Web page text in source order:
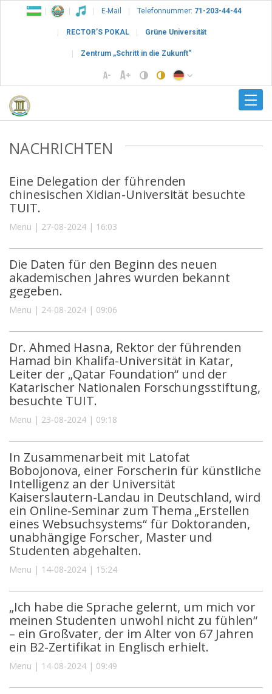
E-Mail Telefonnummer: 71-203-44-44
RECTOR’S POKAL Grüne Universität
Zentrum „Schritt in die Zukunft“
NACHRICHTEN
Eine Delegation der führenden
chinesischen Xidian-Universität besuchte
TUIT.
Menu | 27-08-2024 | 16:03
Die Daten für den Beginn des neuen
akademischen Jahres wurden bekannt
gegeben.
Menu | 24-08-2024 | 09:06
Dr. Ahmed Hasna, Rektor der führenden
Hamad bin Khalifa-Universität in Katar,
Leiter der „Qatar Foundation“ und der
Katarischer Nationalen Forschungsstiftung,
besuchte TUIT.
Menu | 23-08-2024 | 09:18
In Zusammenarbeit mit Latofat
Bobojonova, einer Forscherin für künstliche
Intelligenz an der Universität
Kaiserslautern-Landau in Deutschland, wird
ein Online-Seminar zum Thema „Erstellen
eines Websuchsystems“ für Doktoranden,
unabhängige Forscher, Master und
Studenten abgehalten.
Menu | 14-08-2024 | 15:24
„Ich habe die Sprache gelernt, um mich vor
meinen Studenten unwohl nicht zu fühlen“
– ein Großvater, der im Alter von 67 Jahren
ein B2-Zertifikat in Englisch erhielt.
Menu | 14-08-2024 | 09:49